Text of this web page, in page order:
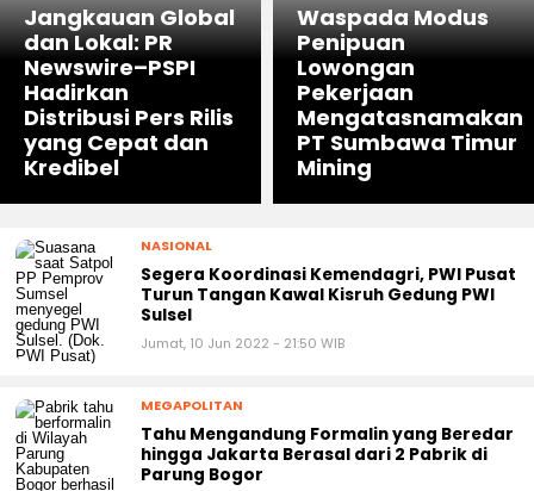
Jangkauan Global
dan Lokal: PR
Newswire–PSPI
Hadirkan
Distribusi Pers Rilis
yang Cepat dan
Kredibel
Waspada Modus
Penipuan
Lowongan
Pekerjaan
Mengatasnamakan
PT Sumbawa Timur
Mining
NASIONAL
Segera Koordinasi Kemendagri, PWI Pusat
Turun Tangan Kawal Kisruh Gedung PWI
Sulsel
Jumat, 10 Jun 2022 - 21:50 WIB
MEGAPOLITAN
Tahu Mengandung Formalin yang Beredar
hingga Jakarta Berasal dari 2 Pabrik di
Parung Bogor